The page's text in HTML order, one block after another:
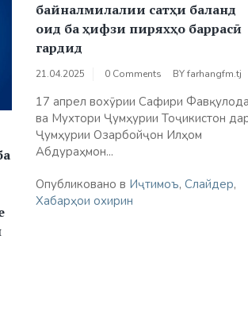
байналмилалии сатҳи баланд
оид ба ҳифзи пиряхҳо баррасӣ
гардид
21.04.2025 0 Comments BYfarhangfm.tj
17 апрел вохӯрии Сафири Фавқулода
ва Мухтори Ҷумҳурии Тоҷикистон
Ҷумҳурии Озарбойҷон Илҳом
Абдураҳмон...
Опубликовано в Иҷтимоъ, Слайдер,
Хабарҳои охирин